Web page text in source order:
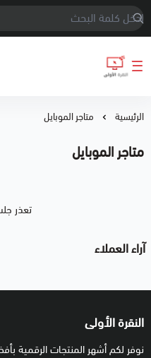
النقرة الأولى
الرئيسية متاجر الموبايل
متاجر الموبايل
تعذر
آراء العملاء
النقرة الأولى
نوفر لكم أشهر المنتجات الرقمية